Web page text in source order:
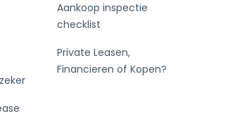
Aankoop inspectie
checklist
Private Leasen,
Financieren of Kopen?